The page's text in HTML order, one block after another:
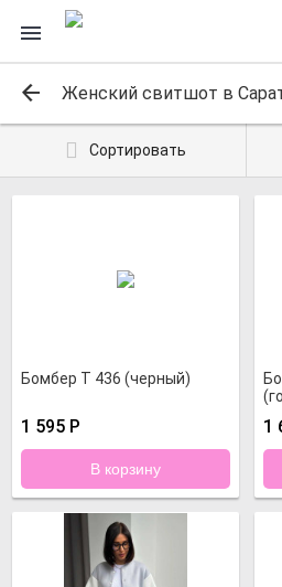
Женский свитшот в
Сортировать
Бомбер Т 436 (черный)
1 595 Р 1